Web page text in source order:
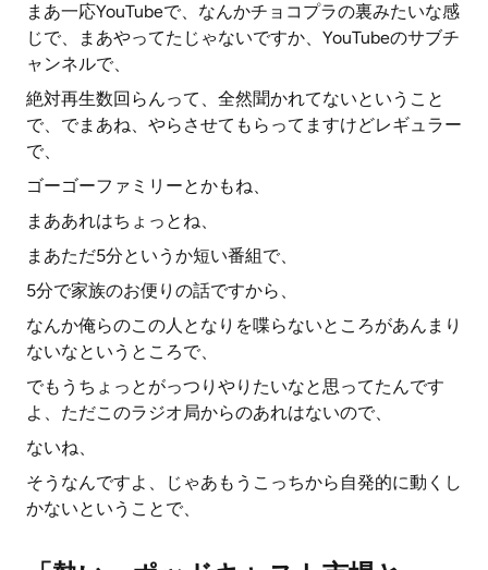
まあ一応YouTubeで、なんかチョコプラの裏みたいな感
じで、まあやってたじゃないですか、YouTubeのサブチ
ャンネルで、
絶対再生数回らんって、全然聞かれてないということ
で、でまあね、やらさせてもらってますけどレギュラー
で、
ゴーゴーファミリーとかもね、
まああれはちょっとね、
まあただ5分というか短い番組で、
5分で家族のお便りの話ですから、
なんか俺らのこの人となりを喋らないところがあんまり
ないなというところで、
でもうちょっとがっつりやりたいなと思ってたんです
よ、ただこのラジオ局からのあれはないので、
ないね、
そうなんですよ、じゃあもうこっちから自発的に動くし
かないということで、